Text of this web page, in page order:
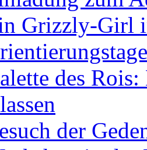
Grizzly-Girl
des
der